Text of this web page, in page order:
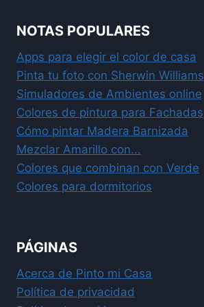
NOTAS POPULARES
Apps para elegir el color de casa
Pinta tu foto con Sherwin Williams
Simuladores de Ambientes online
Colores de pintura para Fachadas
Cómo pintar Madera Barnizada
Mezclar Amarillo con...
Colores que combinan con Verde
Colores para dormitorios
PÁGINAS
Acerca de Pinto mi Casa
Política de privacidad